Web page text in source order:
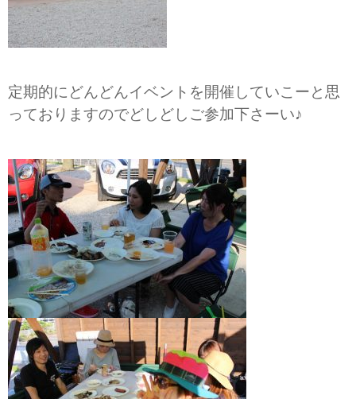
定期的にどんどんイベントを開催していこーと思
っておりますのでどしどしご参加下さーい♪